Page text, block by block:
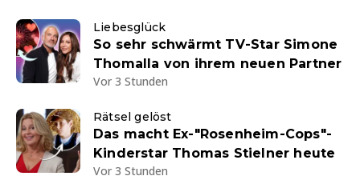
Liebesglück
So sehr schwärmt TV-Star Simone
Thomalla von ihrem neuen Partner
Vor 3 Stunden
Rätsel gelöst
Das macht Ex-"Rosenheim-Cops"-
Kinderstar Thomas Stielner heute
Vor 3 Stunden